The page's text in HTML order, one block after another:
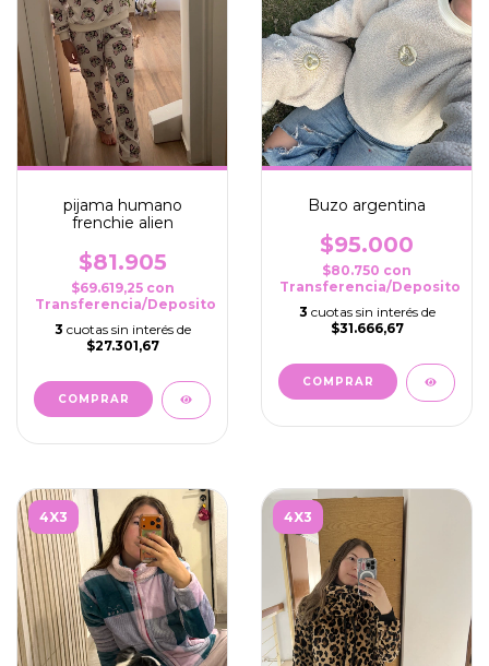
pijama humano
frenchie alien
$81.905
$69.619,25 con
Transferencia/Deposito
3 cuotas sin interés de
$27.301,67
COMPRAR
Buzo argentina
$95.000
$80.750 con
Transferencia/Deposito
3 cuotas sin interés de
$31.666,67
COMPRAR
4X3 4X3